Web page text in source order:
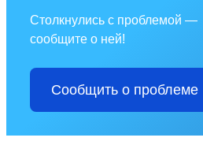
Столкнулись с проблемой —
сообщите о ней!
Сообщить о проблеме